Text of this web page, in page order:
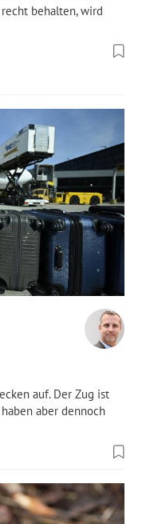
behalten, wird
auf. Der Zug ist
aber dennoch